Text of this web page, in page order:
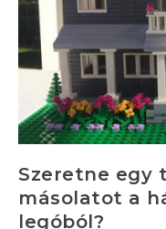
Szeretne egy
másolatot a
legóból?